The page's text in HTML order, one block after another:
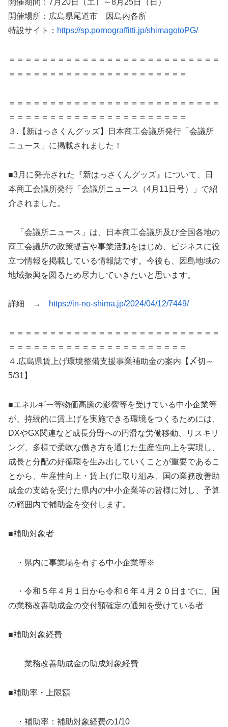
開催期間：7月20日（土）～8月25日（日）
開催場所：広島県尾道市 因島内各所
特設サイト： https://sp.pornograffitti.jp/shimagotoPG/
＝＝＝＝＝＝＝＝＝＝＝＝＝＝＝＝＝＝＝＝＝＝＝＝＝＝
＝＝＝＝＝＝＝＝＝＝＝＝＝＝＝＝＝＝＝＝＝＝
＝＝＝＝＝＝＝＝＝＝＝＝＝＝＝＝＝＝＝＝＝＝＝＝＝＝
＝＝＝＝＝＝＝＝＝＝＝＝＝＝＝＝＝＝＝＝＝＝
３.【新はっさくんグッズ】日本商工会議所発行「会議所
ニュース」に掲載されました！
■3月に発売された『新はっさくんグッズ』について、日
本商工会議所発行「会議所ニュース（4月11日号）」で紹
介されました。
「会議所ニュース」は、日本商工会議所及び全国各地の
商工会議所の政策提言や事業活動をはじめ、ビジネスに役
立つ情報を掲載している情報誌です。今後も、因島地域の
地域振興を図るため尽力していきたいと思います。
詳細 → https://in-no-shima.jp/2024/04/12/7449/
＝＝＝＝＝＝＝＝＝＝＝＝＝＝＝＝＝＝＝＝＝＝＝＝＝＝
＝＝＝＝＝＝＝＝＝＝＝＝＝＝＝＝＝＝＝＝＝＝
４.広島県賃上げ環境整備支援事業補助金の案内【〆切～
5/31】
■エネルギー等物価高騰の影響等を受けている中小企業等
が、持続的に賃上げを実施できる環境をつくるためには、
DXやGX関連など成長分野への円滑な労働移動、リスキリ
ング、多様で柔軟な働き方を通じた生産性向上を実現し、
成長と分配の好循環を生み出していくことが重要であるこ
とから、生産性向上・賃上げに取り組み、国の業務改善助
成金の支給を受けた県内の中小企業等の皆様に対し、予算
の範囲内で補助金を交付します。
■補助対象者
・県内に事業場を有する中小企業等※
・令和５年４月１日から令和６年４月２０日までに、国
の業務改善助成金の交付額確定の通知を受けている者
■補助対象経費
業務改善助成金の助成対象経費
■補助率・上限額
・補助率：補助対象経費の1/10